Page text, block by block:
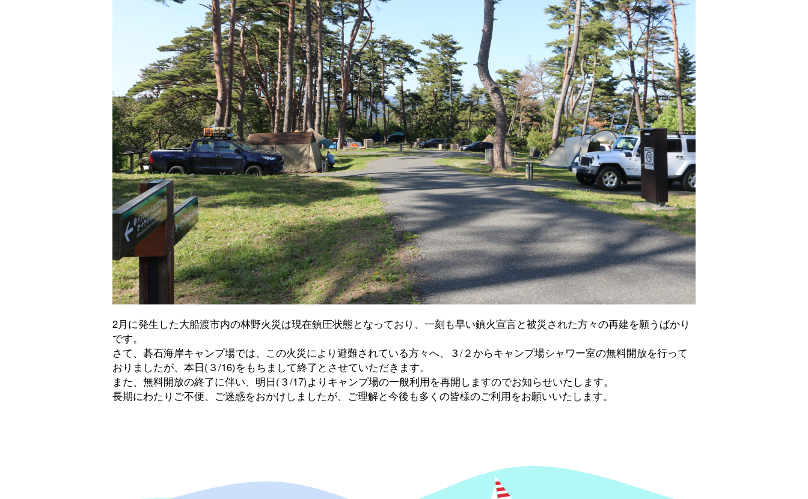
2月に発生した大船渡市内の林野火災は現在鎮圧状態となっており、一刻も早い鎮火宣言と被災された方々の再建を願うばかり
です。
さて、碁石海岸キャンプ場では、この火災により避難されている方々へ、３/２からキャンプ場シャワー室の無料開放を行って
おりましたが、本日(３/16)をもちまして終了とさせていただきます。
また、無料開放の終了に伴い、明日(３/17)よりキャンプ場の一般利用を再開しますのでお知らせいたします。
長期にわたりご不便、ご迷惑をおかけしましたが、ご理解と今後も多くの皆様のご利用をお願いいたします。